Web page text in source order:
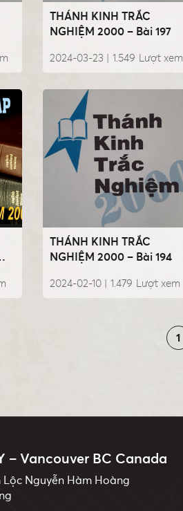
THÁNH KINH TRẮC
NGHIỆM 2000 – Bài 197
2024-03-23 | Lượt xem
1.549
THÁNH KINH TRẮC
NGHIỆM 2000 – Bài 194
2024-02-10 | Lượt xem
1.479
1
– Vancouver BC Canada
Nguyễn Hàm Hoàng